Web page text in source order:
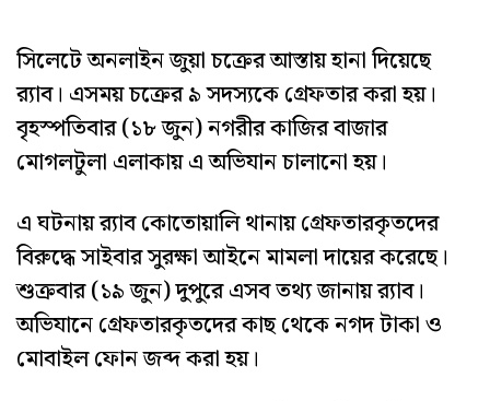
সিলেটে অনলাইন জুয়া চক্রের আস্তায় হানা দিয়েছে
র‌্যাব। এসময় চক্রের ৯ সদস্যকে গ্রেফতার করা হয়।
বৃহস্পতিবার (১৮ জুন) নগরীর কাজির বাজার
মোগলটুলা এলাকায় এ অভিযান চালানো হয়।
এ ঘটনায় র‌্যাব কোতোয়ালি থানায় গ্রেফতারকৃতদের
বিরুদ্ধে সাইবার সুরক্ষা আইনে মামলা দায়ের করেছে।
শুক্রবার (১৯ জুন) দুপুরে এসব তথ্য জানায় র‌্যাব।
অভিযানে গ্রেফতারকৃতদের কাছ থেকে নগদ টাকা ও
মোবাইল ফোন জব্দ করা হয়।